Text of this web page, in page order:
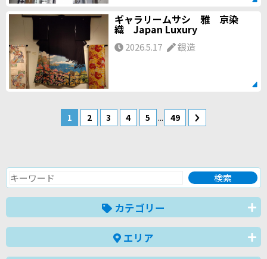
ギャラリームサシ 雅 京染
織 Japan Luxury
2026.5.17 銀造
1 2 3 4 5 ... 49
カテゴリー
エリア